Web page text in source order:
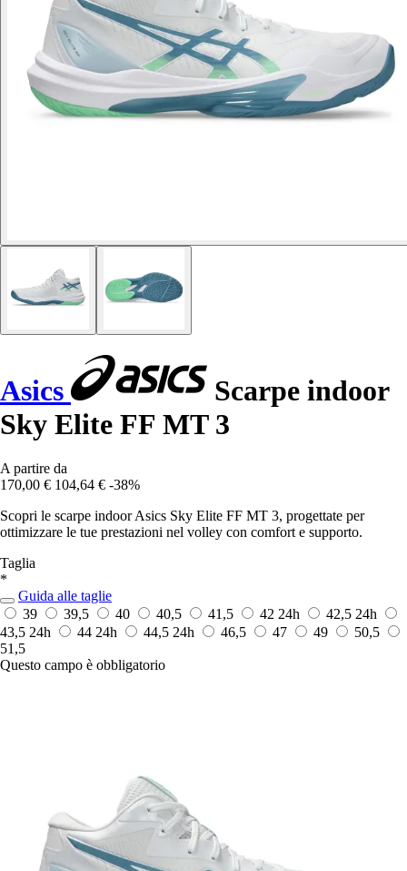
Asics
Scarpe indoor
Sky Elite FF MT 3
A partire da
170,00 € 104,64 € -38%
Scopri le scarpe indoor Asics Sky Elite FF MT 3, progettate per
ottimizzare le tue prestazioni nel volley con comfort e supporto.
Taglia
*
Guida alle taglie
39
39,5 40 40,5 41,5 42 24h 42,5 24h
43,5 24h 44 24h 44,5 24h 46,5 47 49
50,5
51,5
Questo campo è obbligatorio